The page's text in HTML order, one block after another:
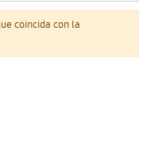
coincida con la